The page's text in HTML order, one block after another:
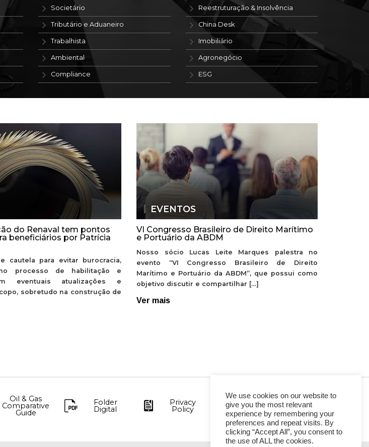
Societário
Tributário e Aduaneiro
Trabalhista
Ambiental
Compliance
Reestruturação & Insolvência
China Desk
Imobiliário
Agronegócio
ESG
do Renaval tem pontos
beneficiários por Patrícia
cautela para evitar burocracia,
processo de habilitação e
eventuais atualizações e
sobretudo na construção de
EVENTOS
VI Congresso Brasileiro de Direito Marítimo
e Portuário da ABDM
Nosso sócio Lucas Leite Marques palestra no
evento “VI Congresso Brasileiro de Direito
Marítimo e Portuário da ABDM”, que possui como
objetivo discutir e compartilhar […]
Ver mais
Oil & Gas
Comparative
Guide
Folder
Digital
Privacy
Policy
We use cookies on our website to
give you the most relevant
experience by remembering your
preferences and repeat visits. By
clicking “Accept All”, you consent to
the use of ALL the cookies.